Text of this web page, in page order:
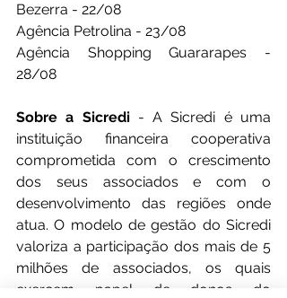
Bezerra - 22/08
Agência Petrolina - 23/08
Agência Shopping Guararapes -
28/08
Sobre a Sicredi - A Sicredi é uma
instituição financeira cooperativa
comprometida com o crescimento
dos seus associados e com o
desenvolvimento das regiões onde
atua. O modelo de gestão do Sicredi
valoriza a participação dos mais de 5
milhões de associados, os quais